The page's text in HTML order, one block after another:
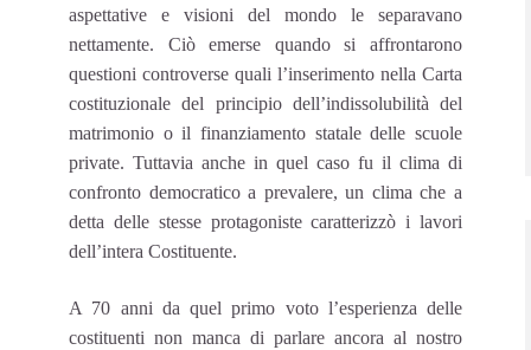
aspettative e visioni del mondo le separavano
nettamente. Ciò emerse quando si affrontarono
questioni controverse quali l’inserimento nella Carta
costituzionale del principio dell’indissolubilità del
matrimonio o il finanziamento statale delle scuole
private. Tuttavia anche in quel caso fu il clima di
confronto democratico a prevalere, un clima che a
detta delle stesse protagoniste caratterizzò i lavori
dell’intera Costituente.
A 70 anni da quel primo voto l’esperienza delle
costituenti non manca di parlare ancora al nostro